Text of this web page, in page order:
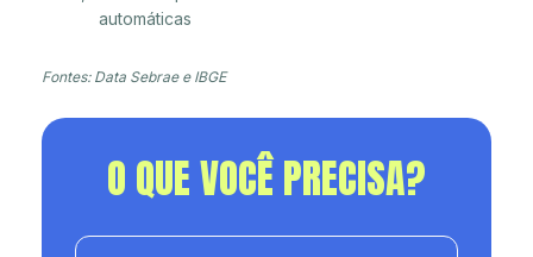
automáticas
Fontes: Data Sebrae e IBGE
O QUE VOCÊ PRECISA?